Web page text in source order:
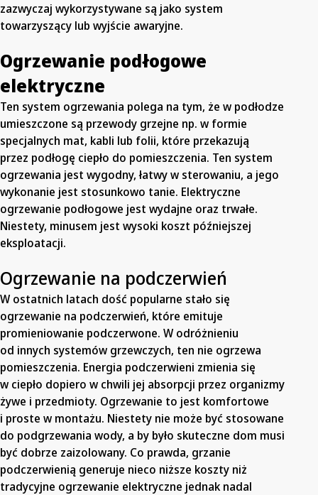
zazwyczaj wykorzystywane są jako system
towarzyszący lub wyjście awaryjne.
Ogrzewanie podłogowe
elektryczne
Ten system ogrzewania polega na tym, że w podłodze
umieszczone są przewody grzejne np. w formie
specjalnych mat, kabli lub folii, które przekazują
przez podłogę ciepło do pomieszczenia. Ten system
ogrzewania jest wygodny, łatwy w sterowaniu, a jego
wykonanie jest stosunkowo tanie. Elektryczne
ogrzewanie podłogowe jest wydajne oraz trwałe.
Niestety, minusem jest wysoki koszt późniejszej
eksploatacji.
Ogrzewanie na podczerwień
W ostatnich latach dość popularne stało się
ogrzewanie na podczerwień, które emituje
promieniowanie podczerwone. W odróżnieniu
od innych systemów grzewczych, ten nie ogrzewa
pomieszczenia. Energia podczerwieni zmienia się
w ciepło dopiero w chwili jej absorpcji przez organizmy
żywe i przedmioty. Ogrzewanie to jest komfortowe
i proste w montażu. Niestety nie może być stosowane
do podgrzewania wody, a by było skuteczne dom musi
być dobrze zaizolowany. Co prawda, grzanie
podczerwienią generuje nieco niższe koszty niż
tradycyjne ogrzewanie elektryczne jednak nadal